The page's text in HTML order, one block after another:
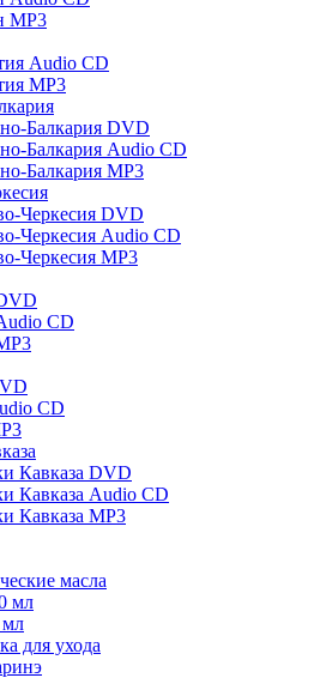
MP3
Audio CD
MP3
Балкария DVD
Балкария Audio CD
Балкария MP3
Черкесия DVD
Черкесия Audio CD
Черкесия MP3
CD
CD
Кавказа DVD
Кавказа Audio CD
Кавказа MP3
масла
мл
мл
для ухода